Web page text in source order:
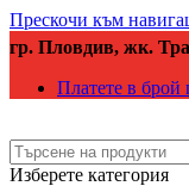
Прескочи към
гр. Пловдив, жк.
Платете в брой
Изберете категория